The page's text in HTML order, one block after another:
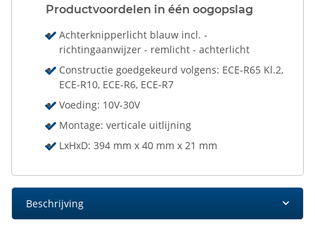
Productvoordelen in één oogopslag
Achterknipperlicht blauw incl. -
richtingaanwijzer - remlicht - achterlicht
Constructie goedgekeurd volgens: ECE-R65 Kl.2,
ECE-R10, ECE-R6, ECE-R7
Voeding: 10V-30V
Montage: verticale uitlijning
LxHxD: 394 mm x 40 mm x 21 mm
Beschrijving